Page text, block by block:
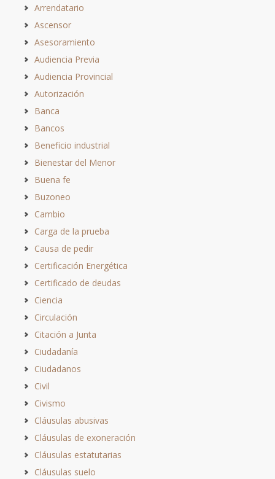
Arrendatario
Ascensor
Asesoramiento
Audiencia Previa
Audiencia Provincial
Autorización
Banca
Bancos
Beneficio industrial
Bienestar del Menor
Buena fe
Buzoneo
Cambio
Carga de la prueba
Causa de pedir
Certificación Energética
Certificado de deudas
Ciencia
Circulación
Citación a Junta
Ciudadanía
Ciudadanos
Civil
Civismo
Cláusulas abusivas
Cláusulas de exoneración
Cláusulas estatutarias
Cláusulas suelo